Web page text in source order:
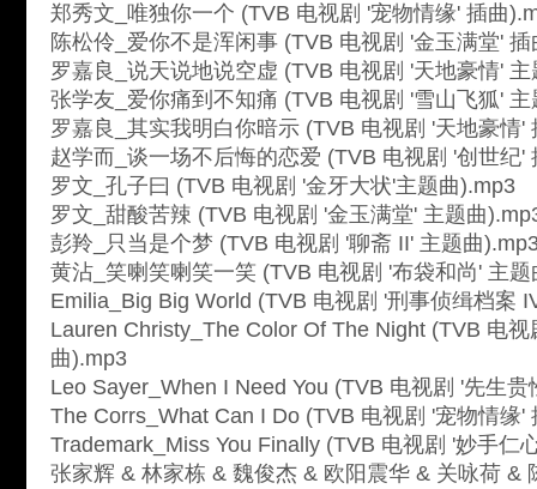
郑秀文_唯独你一个 (TVB 电视剧 '宠物情缘' 插曲
陈松伶_爱你不是浑闲事 (TVB 电视剧 '金玉满堂'
罗嘉良_说天说地说空虚 (TVB 电视剧 '天地豪情'
张学友_爱你痛到不知痛 (TVB 电视剧 '雪山飞狐'
罗嘉良_其实我明白你暗示 (TVB 电视剧 '天地豪情'
赵学而_谈一场不后悔的恋爱 (TVB 电视剧 '创世纪'
罗文_孔子曰 (TVB 电视剧 '金牙大状'主题曲).mp3
罗文_甜酸苦辣 (TVB 电视剧 '金玉满堂' 主题曲
彭羚_只当是个梦 (TVB 电视剧 '聊斋 II' 主题曲
黄沾_笑喇笑喇笑一笑 (TVB 电视剧 '布袋和尚' 主题
Emilia_Big Big World (TVB 电视剧 '刑事侦缉档案
Lauren Christy_The Color Of The Night (TVB 电
曲).mp3
Leo Sayer_When I Need You (TVB 电视剧 '先生贵
The Corrs_What Can I Do (TVB 电视剧 '宠物情缘'
Trademark_Miss You Finally (TVB 电视剧 '妙手仁
张家辉 & 林家栋 & 魏俊杰 & 欧阳震华 & 关咏荷 &